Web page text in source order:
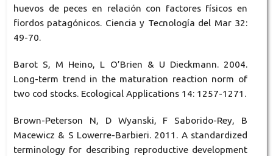
huevos de peces en relación con factores físicos en
fiordos patagónicos. Ciencia y Tecnología del Mar 32:
49-70.
Barot S, M Heino, L O’Brien & U Dieckmann. 2004.
Long-term trend in the maturation reaction norm of
two cod stocks. Ecological Applications 14: 1257-1271.
Brown-Peterson N, D Wyanski, F Saborido-Rey, B
Macewicz & S Lowerre-Barbieri. 2011. A standardized
terminology for describing reproductive development